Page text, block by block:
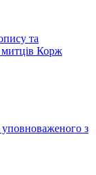
та
митців Корж
уповноваженого з